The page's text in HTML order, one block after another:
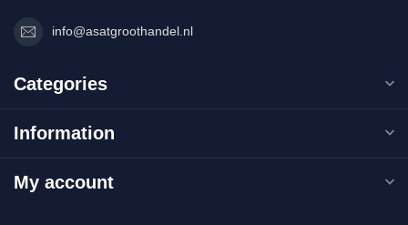
info@asatgroothandel.nl
Categories
Information
My account